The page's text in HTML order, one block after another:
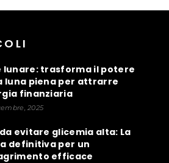
lunare: trasforma il potere
luna piena per attrarre
finanziaria
2025
evitare glicemia alta: La
definitiva per un
efficace